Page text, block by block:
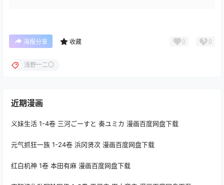
海报分享 收藏 0 0
浅野一二〇
近期漫画
义妹生活 1-4卷 三河ごーすと 奏ユミカ 漫画百度网盘下载
元气抓狂一族 1-24卷 浜冈贤次 漫画百度网盘下载
红白机神 1卷 本田有麻 漫画百度网盘下载